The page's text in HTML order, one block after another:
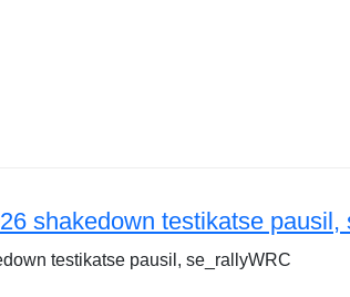
SS1 kiiruskatset inspekteerimas
shakedown testikatse pausil,
testikatse pausil, se_rallyWRC